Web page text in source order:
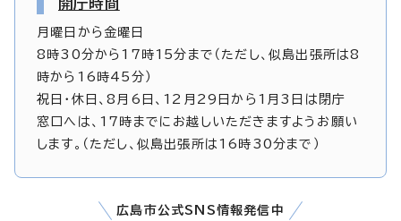
開庁時間
月曜日から金曜日
8時30分から17時15分まで（ただし、似島出張所は8
時から16時45分）
祝日・休日、8月6日、12月29日から1月3日は閉庁
窓口へは、17時までにお越しいただきますようお願い
します。（ただし、似島出張所は16時30分まで）
広島市公式SNS情報発信中